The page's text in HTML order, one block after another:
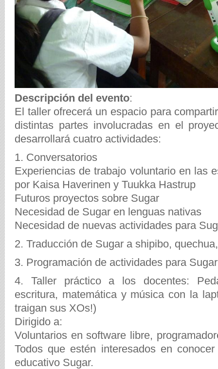
Descripción del evento:
El taller ofrecerá un espacio para
distintas partes involucradas en el
desarrollará cuatro actividades:
1. Conversatorios
Experiencias de trabajo voluntario en las
por Kaisa Haverinen y Tuukka Hastrup
Futuros proyectos sobre Sugar
Necesidad de Sugar en lenguas nativas
Necesidad de nuevas actividades para
2. Traducción de Sugar a shipibo,
3. Programación de actividades para
4. Taller práctico a los docentes:
escritura, matemática y música con la
traigan sus XOs!)
Dirigido a:
Voluntarios en software libre,
Todos que estén interesados en
educativo Sugar.